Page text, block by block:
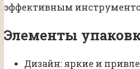
эффективным
Элементы
Дизайн: яркие и